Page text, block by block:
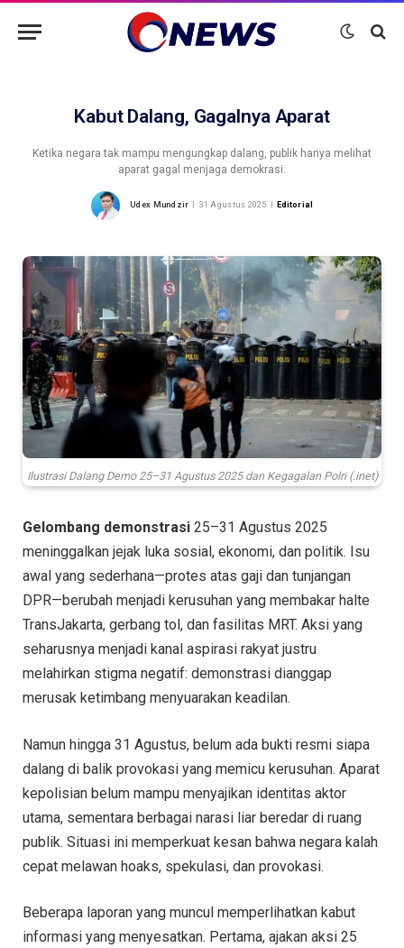
Kabut Dalang, Gagalnya Aparat
Ketika negara tak mampu mengungkap dalang, publik hanya melihat
aparat gagal menjaga demokrasi.
Udex Mundzir 31 Agustus 2025 Editorial
Ilustrasi Dalang Demo 25–31 Agustus 2025 dan Kegagalan Polri (.inet)
Gelombang demonstrasi 25–31 Agustus 2025
meninggalkan jejak luka sosial, ekonomi, dan politik. Isu
awal yang sederhana—protes atas gaji dan tunjangan
DPR—berubah menjadi kerusuhan yang membakar halte
TransJakarta, gerbang tol, dan fasilitas MRT. Aksi yang
seharusnya menjadi kanal aspirasi rakyat justru
melahirkan stigma negatif: demonstrasi dianggap
merusak ketimbang menyuarakan keadilan.
Namun hingga 31 Agustus, belum ada bukti resmi siapa
dalang di balik provokasi yang memicu kerusuhan. Aparat
kepolisian belum mampu menyajikan identitas aktor
utama, sementara berbagai narasi liar beredar di ruang
publik. Situasi ini memperkuat kesan bahwa negara kalah
cepat melawan hoaks, spekulasi, dan provokasi.
Beberapa laporan yang muncul memperlihatkan kabut
informasi yang menyesatkan. Pertama, ajakan aksi 25